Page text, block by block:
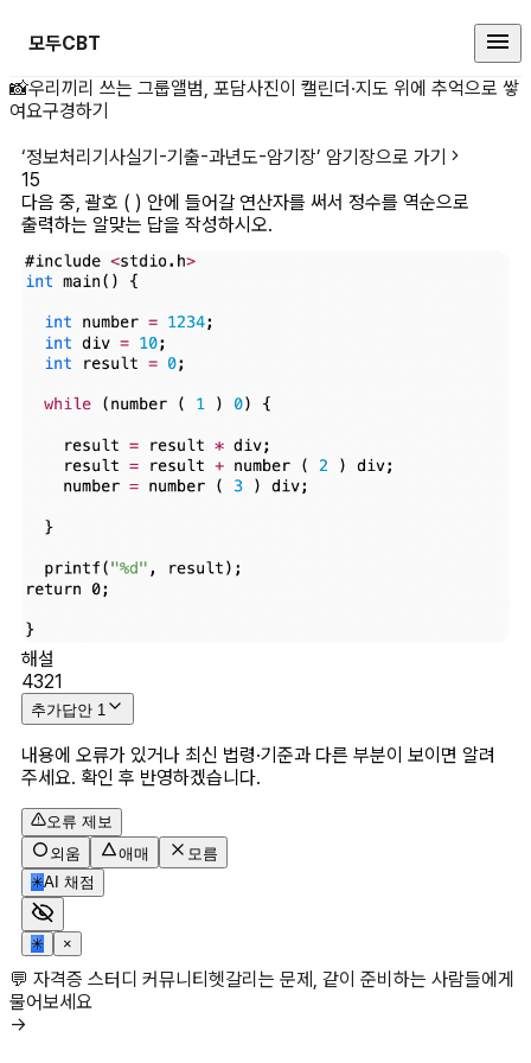
모두CBT
다음 중, 괄호 ( ) 안에 들어갈 연산
📸우리끼리 쓰는 그룹앨범, 포담사진이 캘린더·지도 위에 추억으로 쌓
여요구경하기
‘정보처리기사실기-기출-과년도-암기장’ 암기장으로 가기
15
다음 중, 괄호 ( ) 안에 들어갈 연산자를 써서 정수를 역순으로
출력하는 알맞는 답을 작성하시오.
해설
4321
추가답안 1
내용에 오류가 있거나 최신 법령·기준과 다른 부분이 보이면 알려
주세요. 확인 후 반영하겠습니다.
오류 제보
외움
애매
모름
✳AI 채점
✳ ×
💬 자격증 스터디 커뮤니티헷갈리는 문제, 같이 준비하는 사람들에게
물어보세요
→